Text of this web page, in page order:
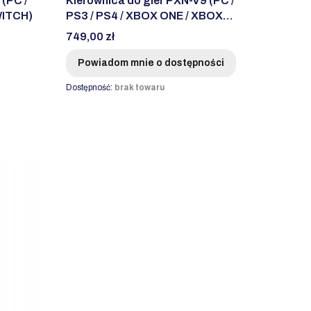
PS3 / PS4 / XBOX ONE / XBOX
SERIES S&X / SW
Cena
749,00 zł
Powiadom mnie o dostępności
Dostępność: brak towaru